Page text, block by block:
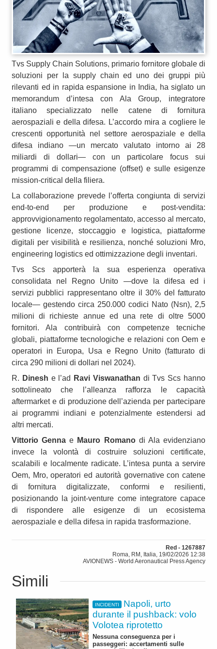
Tvs Supply Chain Solutions, primario fornitore globale di
soluzioni per la supply chain ed uno dei gruppi più
rilevanti ed in rapida espansione in India, ha siglato un
memorandum d’intesa con Ala Group, integratore
italiano specializzato nelle catene di fornitura
aerospaziali e della difesa. L’accordo mira a cogliere le
crescenti opportunità nel settore aerospaziale e della
difesa indiano —un mercato valutato intorno ai 28
miliardi di dollari— con un particolare focus sui
programmi di compensazione (offset) e sulle esigenze
mission‑critical della filiera.
La collaborazione prevede l’offerta congiunta di servizi
end‑to‑end per produzione e post‑vendita:
approvvigionamento regolamentato, accesso al mercato,
gestione licenze, stoccaggio e logistica, piattaforme
digitali per visibilità e resilienza, nonché soluzioni Mro,
engineering logistics ed ottimizzazione degli inventari.
Tvs Scs apporterà la sua esperienza operativa
consolidata nel Regno Unito —dove la difesa ed i
servizi pubblici rappresentano oltre il 30% del fatturato
locale— gestendo circa 250.000 codici Nato (Nsn), 2,5
milioni di richieste annue ed una rete di oltre 5000
fornitori. Ala contribuirà con competenze tecniche
globali, piattaforme tecnologiche e relazioni con Oem e
operatori in Europa, Usa e Regno Unito (fatturato di
circa 290 milioni di dollari nel 2024).
R. Dinesh e l’ad Ravi Viswanathan di Tvs Scs hanno
sottolineato che l’alleanza rafforza le capacità
aftermarket e di produzione dell’azienda per partecipare
ai programmi indiani e potenzialmente estendersi ad
altri mercati.
Vittorio Gennae Mauro Romanodi Ala evidenziano
invece la volontà di costruire soluzioni certificate,
scalabili e localmente radicate. L’intesa punta a servire
Oem, Mro, operatori ed autorità governative con catene
di fornitura digitalizzate, conformi e resilienti,
posizionando la joint‑venture come integratore capace
di rispondere alle esigenze di un ecosistema
aerospaziale e della difesa in rapida trasformazione.
Red - 1267887
Roma, RM, Italia, 19/02/2026 12:38
AVIONEWS - World Aeronautical Press Agency
Simili
INCIDENTI
Napoli, urto
durante il pushback: volo
Volotea riprotetto
Nessuna conseguenza per i
passeggeri: accertamenti sulle